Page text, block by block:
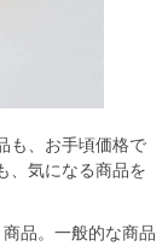
も、お手頃価格で
、気になる商品を
品。一般的な商品